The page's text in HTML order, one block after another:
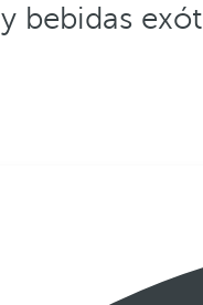
y bebidas